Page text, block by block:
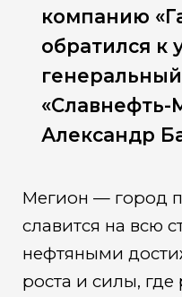
компанию
обратился к
«Славнефть-
Александр
Мегион — город
славится на всю
нефтяными
роста и силы,